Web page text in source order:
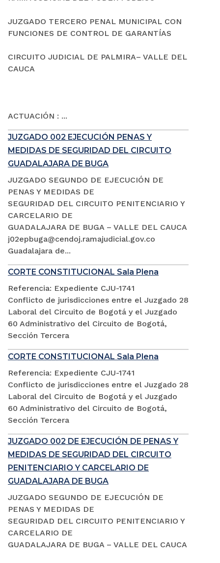
JUZGADO TERCERO PENAL MUNICIPAL CON
FUNCIONES DE CONTROL DE GARANTÍAS
CIRCUITO JUDICIAL DE PALMIRA– VALLE DEL
CAUCA
ACTUACIÓN : ...
JUZGADO 002 EJECUCIÓN PENAS Y
MEDIDAS DE SEGURIDAD DEL CIRCUITO
GUADALAJARA DE BUGA
JUZGADO SEGUNDO DE EJECUCIÓN DE
PENAS Y MEDIDAS DE
SEGURIDAD DEL CIRCUITO PENITENCIARIO Y
CARCELARIO DE
GUADALAJARA DE BUGA – VALLE DEL CAUCA
j02epbuga@cendoj.ramajudicial.gov.co
Guadalajara de...
CORTE CONSTITUCIONAL Sala Plena
Referencia: Expediente CJU-1741
Conflicto de jurisdicciones entre el Juzgado 28
Laboral del Circuito de Bogotá y el Juzgado
60 Administrativo del Circuito de Bogotá,
Sección Tercera
CORTE CONSTITUCIONAL Sala Plena
Referencia: Expediente CJU-1741
Conflicto de jurisdicciones entre el Juzgado 28
Laboral del Circuito de Bogotá y el Juzgado
60 Administrativo del Circuito de Bogotá,
Sección Tercera
JUZGADO 002 DE EJECUCIÓN DE PENAS Y
MEDIDAS DE SEGURIDAD DEL CIRCUITO
PENITENCIARIO Y CARCELARIO DE
GUADALAJARA DE BUGA
JUZGADO SEGUNDO DE EJECUCIÓN DE
PENAS Y MEDIDAS DE
SEGURIDAD DEL CIRCUITO PENITENCIARIO Y
CARCELARIO DE
GUADALAJARA DE BUGA – VALLE DEL CAUCA